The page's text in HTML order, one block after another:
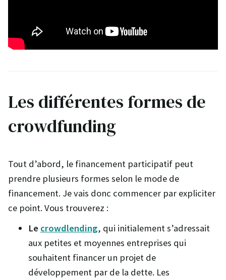
Les différentes formes de
crowdfunding
Tout d’abord, le financement participatif peut
prendre plusieurs formes selon le mode de
financement. Je vais donc commencer par expliciter
ce point. Vous trouverez :
Le crowdlending, qui initialement s’adressait
aux petites et moyennes entreprises qui
souhaitent financer un projet de
développement par de la dette. Les